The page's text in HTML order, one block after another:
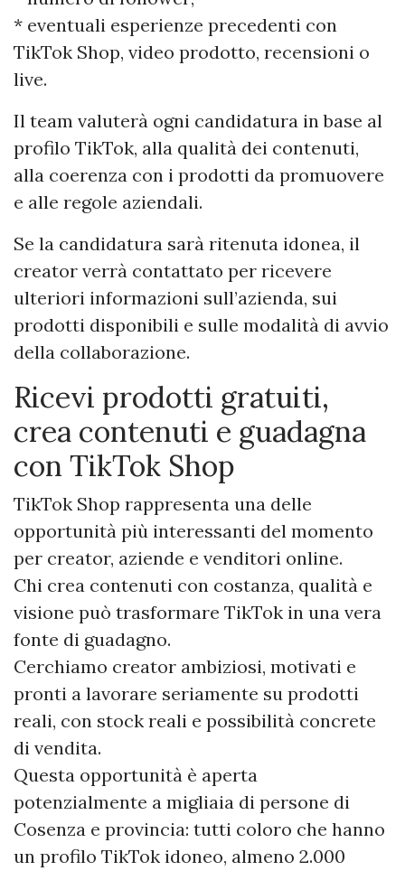
* eventuali esperienze precedenti con
TikTok Shop, video prodotto, recensioni o
live.
Il team valuterà ogni candidatura in base al
profilo TikTok, alla qualità dei contenuti,
alla coerenza con i prodotti da promuovere
e alle regole aziendali.
Se la candidatura sarà ritenuta idonea, il
creator verrà contattato per ricevere
ulteriori informazioni sull’azienda, sui
prodotti disponibili e sulle modalità di avvio
della collaborazione.
Ricevi prodotti gratuiti,
crea contenuti e guadagna
con TikTok Shop
TikTok Shop rappresenta una delle
opportunità più interessanti del momento
per creator, aziende e venditori online.
Chi crea contenuti con costanza, qualità e
visione può trasformare TikTok in una vera
fonte di guadagno.
Cerchiamo creator ambiziosi, motivati e
pronti a lavorare seriamente su prodotti
reali, con stock reali e possibilità concrete
di vendita.
Questa opportunità è aperta
potenzialmente a migliaia di persone di
Cosenza e provincia: tutti coloro che hanno
un profilo TikTok idoneo, almeno 2.000